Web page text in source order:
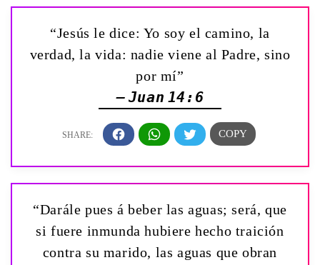
“Jesús le dice: Yo soy el camino, la
verdad, la vida: nadie viene al Padre, sino
por mí”
— Juan 14:6
“Darále pues á beber las aguas; será, que
si fuere inmunda hubiere hecho traición
contra su marido, las aguas que obran